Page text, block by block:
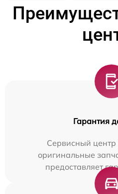
Гарантия
Сервисный центр
оригинальные
предоставляет